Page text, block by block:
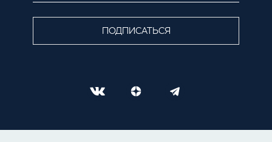
ПОДПИСАТЬСЯ